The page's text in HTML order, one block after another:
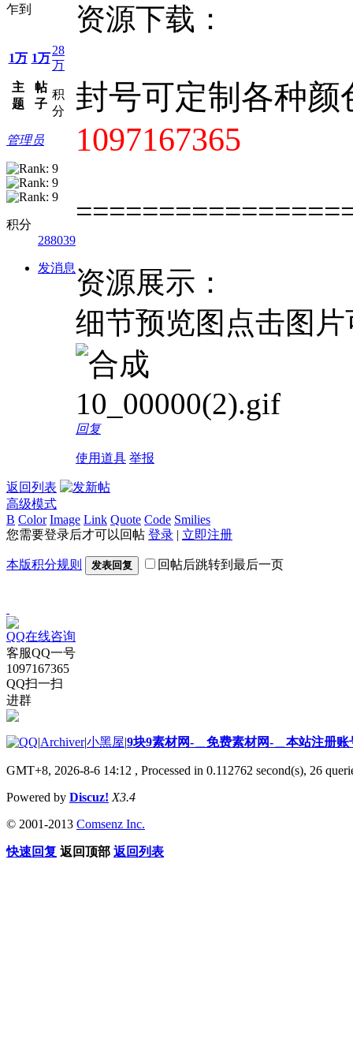
乍到
1万
主
题
1万
帖
子
28
万
积
分
管理员
积分
288039
发消息
资源下载：
封号可定制各种
1097167365
资源展示：
细节预览图点击图
回复
使用道具 举报
返回列表
高级模式
B Color Image Link Quote Code Smilies
您需要登录后才可以回帖 登录 | 立即注册
本版积分规则 发表回复 回帖后跳转到最后一页
QQ在线咨询
客服QQ一号
1097167365
QQ扫一扫
进群
|Archiver|小黑屋|9块9素材网-＿免费素材网-＿本站注册账
GMT+8, 2026-8-6 14:12 , Processed in 0.112762 second(s), 26
Powered by Discuz! X3.4
© 2001-2013 Comsenz Inc.
快速回复 返回顶部 返回列表